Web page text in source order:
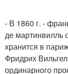
- В 1860 г. -
де мартинвилль
хранится в
Фридрих
ординарного